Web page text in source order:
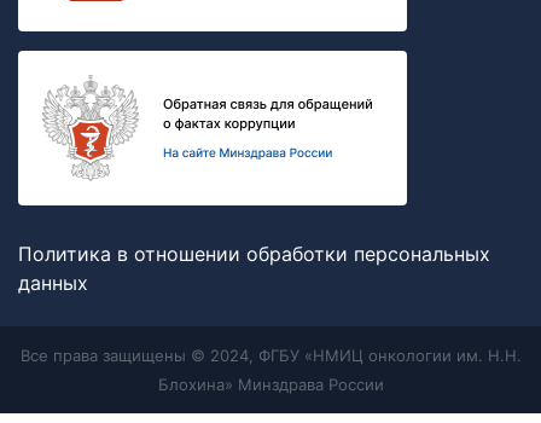
Политика в отношении обработки персональных
данных
Все права защищены © 2024, ФГБУ «НМИЦ онкологии им. Н.Н.
Блохина» Минздрава России